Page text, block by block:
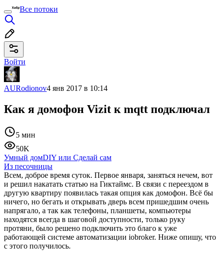
Все потоки
Войти
AURodionov4 янв 2017 в 10:14
Как я домофон Vizit к mqtt подключал
5 мин
50K
Умный домDIY или Сделай сам
Из песочницы
Всем, доброе время суток. Первое января, заняться нечем, вот
и решил накатать статью на Гиктаймс. В связи с переездом в
другую квартиру появилась такая опция как домофон. Всё бы
ничего, но бегать и открывать дверь всем пришедшим очень
напрягало, а так как телефоны, планшеты, компьютеры
находятся всегда в шаговой доступности, только руку
протяни, было решено подключить это благо к уже
работающей системе автоматизации iobroker. Ниже опишу, что
с этого получилось.